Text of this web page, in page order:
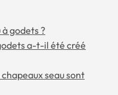
godets ?
a-t-il été créé
seau sont